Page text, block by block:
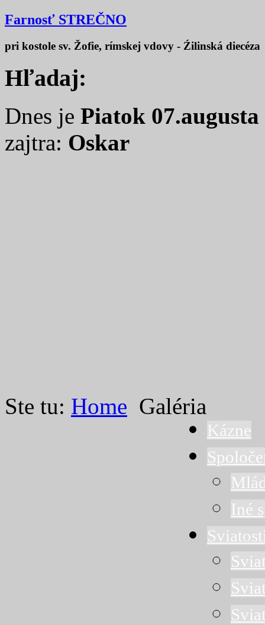
Farnosť STREČNO
pri kostole sv. Žofie, rímskej vdovy - Źilinská diecéza
Hľadaj:
Dnes je Piatok 07.augusta
zajtra: Oskar
Ste tu: Home Galéria
Kázne
Iné